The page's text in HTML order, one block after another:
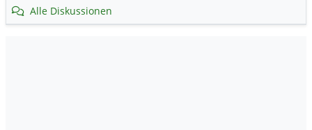
Alle Diskussionen